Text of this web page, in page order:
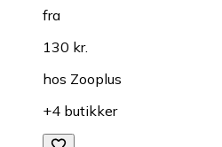
fra
130 kr.
hos Zooplus
+4 butikker